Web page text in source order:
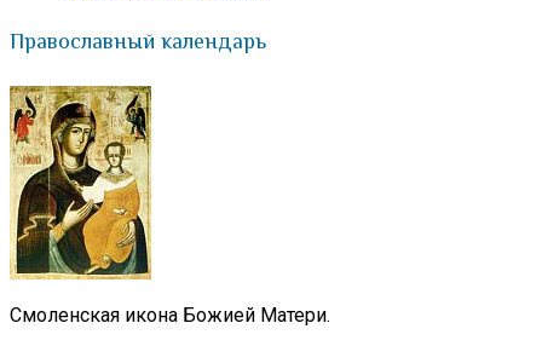
Православный календарь
Смоленская икона Божией Матери.